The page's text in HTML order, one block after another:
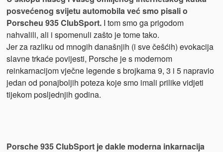
posvećenog svijetu automobila već smo pisali o
Porscheu 935 ClubSport.I tom smo ga prigodom
nahvalili, ali i spomenuli zašto je tome tako.
Jer za razliku od mnogih današnjih (i sve češćih) evokacija
slavne trkaće povijesti, Porsche je s modernom
reinkarnacijom vječne legende s brojkama 9, 3 i 5 napravio
jedan od ponajboljih poteza koje smo imali prilike vidjeti
tijekom posljednjih godina.
Porsche 935 ClubSport je dakle moderna inkarnacija